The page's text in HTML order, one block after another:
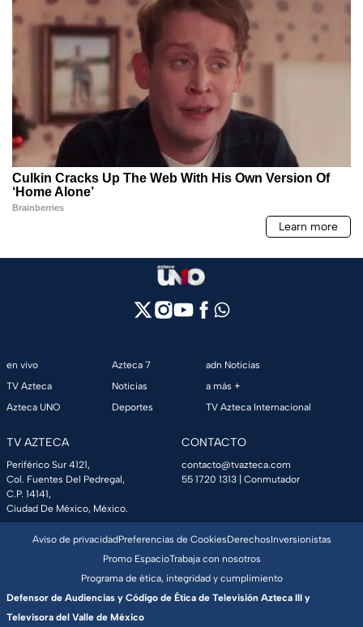
en vivo
TV Azteca
Azteca UNO
Azteca 7
Noticias
Deportes
adn Noticias
a más +
TV Azteca Internacional
TV AZTECA
Periférico Sur 4121,
Col. Fuentes Del Pedregal,
C.P. 14141,
Ciudad De México, México.
CONTACTO
contacto@tvazteca.com
55 1720 1313 | Conmutador
Aviso de privacidadPreferencias de CookiesDerechosInversionistas
Promo EspacioTrabaja con nosotros
Programa de ética, integridad y cumplimiento
Defensor de Audiencias y Código de Ética de Televisión Azteca III y
Televisora del Valle de México